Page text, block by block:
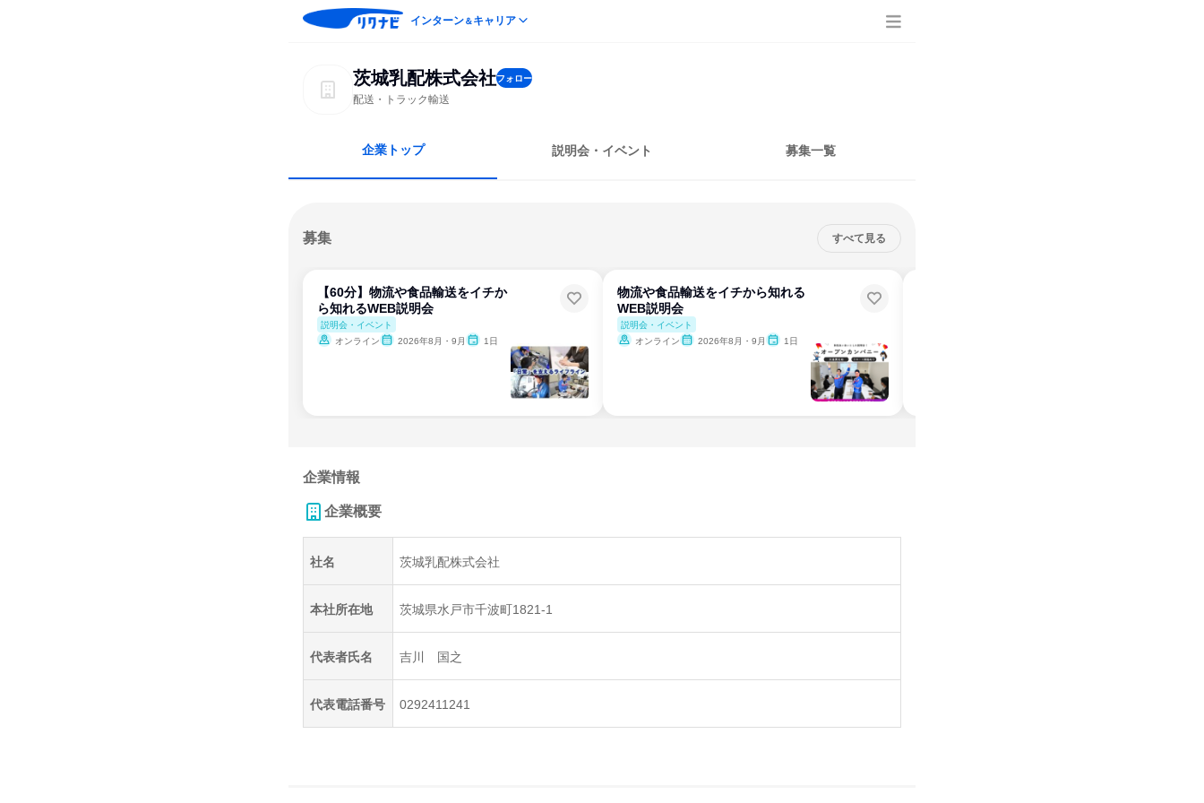
インターン＆キャリア
茨城乳配株式会社フォロー
配送・トラック輸送
企業トップ 説明会・イベント 募集一覧
募集 すべて見る
【60分】物流や食品輸送をイチか
ら知れるWEB説明会
説明会・イベント
オンライン
2026年8月・9月 1日
物流や食品輸送をイチから知れる
WEB説明会
説明会・イベント
オンライン
2026年8月・9月 1日
企業情報
企業概要
社名 茨城乳配株式会社
本社所在地 茨城県水戸市千波町1821-1
代表者氏名 吉川 国之
代表電話番号 0292411241